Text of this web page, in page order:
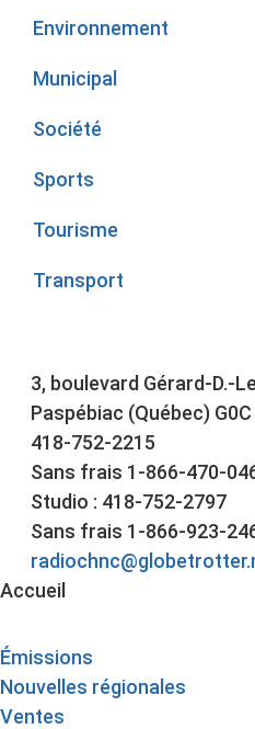
Environnement
Municipal
Société
Sports
Tourisme
Transport
3, boulevard Gérard-D.-
Paspébiac (Québec) G0C
418-752-2215
Sans frais 1-866-470-
Studio : 418-752-2797
Sans frais 1-866-923-
Accueil
Émissions
Nouvelles régionales
Ventes